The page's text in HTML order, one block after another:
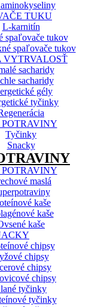
TUKU
L-karnitín
spaľovače tukov
spaľovače tukov
VYTRVALOSŤ
sacharidy
sacharidy
gély
tyčinky
POTRAVINY
Tyčinky
Snacky
POTRAVINY
maslá
kaše
kaše
kaše
chipsy
chipsy
chipsy
chipsy
tyčinky
tyčinky